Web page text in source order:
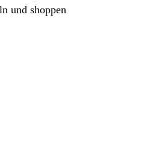
und shoppen